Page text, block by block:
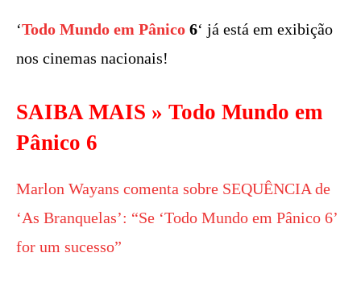
‘Todo Mundo em Pânico 6‘ já está em exibição
nos cinemas nacionais!
SAIBA MAIS » Todo Mundo em
Pânico 6
Marlon Wayans comenta sobre SEQUÊNCIA de
‘As Branquelas’: “Se ‘Todo Mundo em Pânico 6’
for um sucesso”